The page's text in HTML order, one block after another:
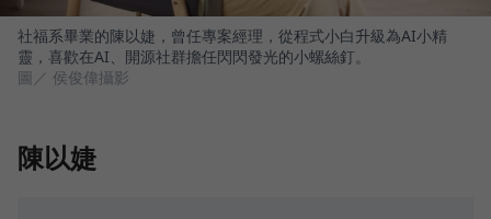
社福系畢業的陳以婕，曾任專案經理，從程式小白升級為AI小精
靈，喜歡在AI、開源社群擔任閃閃發光的小螺絲釘。
圖／ 侯俊偉攝影
陳以婕